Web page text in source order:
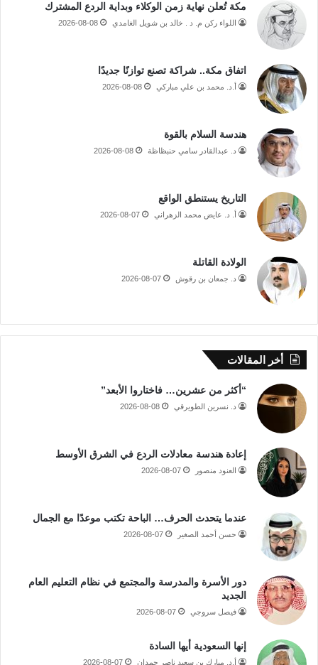
مكة تُعلن نهاية زمن الوكلاء وبداية الردع المشترك
اللواء ركن م. د . خالد بن شويل الغامدي 2026-08-08
اتفاق مكة.. شراكة تصنع توازنًا جديدًا
أ.د. محمد بن علي مباركي 2026-08-08
هندسة السلام بالقوة
د. عبدالقادر سامي حنبظاظة 2026-08-08
التاريخ يستنطق الواقع
أ. د. عايض محمد الزهراني 2026-08-07
الولادة القاتلة
د. جمعان بن رقوش 2026-08-07
أخر المقالات
“أكثر من عشرين… فاختاروا الأبعد”
د. نسرين الطويرقي 2026-08-08
إعادة هندسة معادلات الردع في الشرق الأوسط
العنود منصور 2026-08-07
عندما يتحدث الحرف… الباحة تكتب موعدًا مع الجمال
حسن أحمد الصغير 2026-08-07
دور الأسرة والمدرسة والمجتمع في نظام التعليم العام
الجديد
فيصل سروجي 2026-08-07
إنها السعودية أيها السادة
أ.د. مبارك بن سعيد ناصر حمدان 2026-08-07